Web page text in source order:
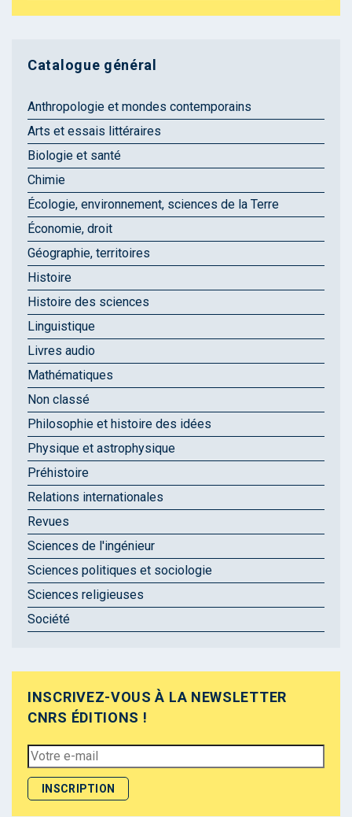
Catalogue général
Anthropologie et mondes contemporains
Arts et essais littéraires
Biologie et santé
Chimie
Écologie, environnement, sciences de la Terre
Économie, droit
Géographie, territoires
Histoire
Histoire des sciences
Linguistique
Livres audio
Mathématiques
Non classé
Philosophie et histoire des idées
Physique et astrophysique
Préhistoire
Relations internationales
Revues
Sciences de l'ingénieur
Sciences politiques et sociologie
Sciences religieuses
Société
INSCRIVEZ-VOUS À LA NEWSLETTER
CNRS ÉDITIONS !